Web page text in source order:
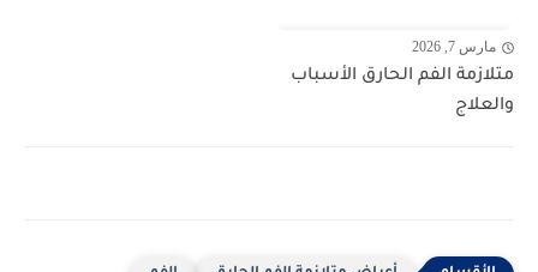
مارس 7, 2026
متلازمة الفم الحارق الأسباب
والعلاج